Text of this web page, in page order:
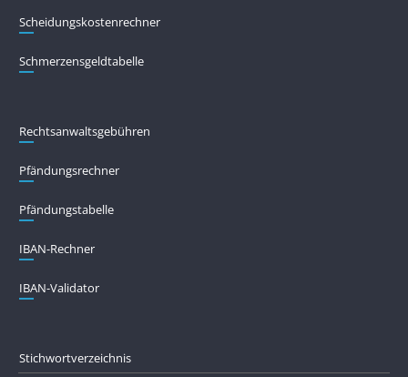
Scheidungskostenrechner
Schmerzensgeldtabelle
Rechtsanwaltsgebühren
Pfändungs­rechner
Pfändungs­tabelle
IBAN-Rechner
IBAN-Validator
Stichwortverzeichnis